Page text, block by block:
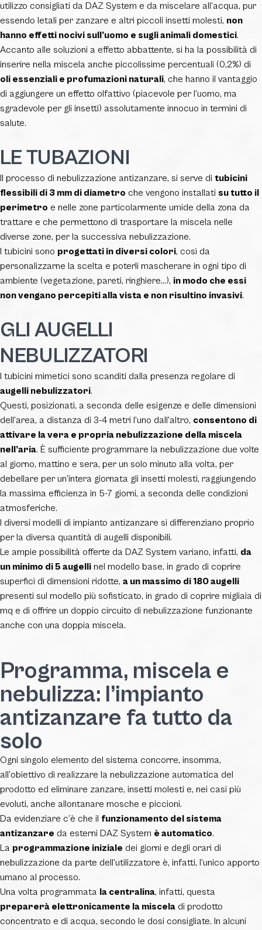
utilizzo consigliati da DAZ System e da miscelare all’acqua, pur
essendo letali per zanzare e altri piccoli insetti molesti, non
hanno effetti nocivi sull’uomo e sugli animali domestici.
Accanto alle soluzioni a effetto abbattente, si ha la possibilità di
inserire nella miscela anche piccolissime percentuali (0,2%) di
oli essenziali e profumazioni naturali, che hanno il vantaggio
di aggiungere un effetto olfattivo (piacevole per l’uomo, ma
sgradevole per gli insetti) assolutamente innocuo in termini di
salute.
LE TUBAZIONI
Il processo di nebulizzazione antizanzare, si serve di tubicini
flessibili di 3 mm di diametro che vengono installati su tutto il
perimetro e nelle zone particolarmente umide della zona da
trattare e che permettono di trasportare la miscela nelle
diverse zone, per la successiva nebulizzazione.
I tubicini sono progettati in diversi colori, così da
personalizzarne la scelta e poterli mascherare in ogni tipo di
ambiente (vegetazione, pareti, ringhiere…), in modo che essi
non vengano percepiti alla vista e non risultino invasivi.
GLI AUGELLI
NEBULIZZATORI
I tubicini mimetici sono scanditi dalla presenza regolare di
augelli nebulizzatori.
Questi, posizionati, a seconda delle esigenze e delle dimensioni
dell’area, a distanza di 3-4 metri l’uno dall’altro, consentono di
attivare la vera e propria nebulizzazione della miscela
nell’aria. È sufficiente programmare la nebulizzazione due volte
al giorno, mattino e sera, per un solo minuto alla volta, per
debellare per un’intera giornata gli insetti molesti, raggiungendo
la massima efficienza in 5-7 giorni, a seconda delle condizioni
atmosferiche.
I diversi modelli di impianto antizanzare si differenziano proprio
per la diversa quantità di augelli disponibili.
Le ampie possibilità offerte da DAZ System variano, infatti, da
un minimo di 5 augelli nel modello base, in grado di coprire
superfici di dimensioni ridotte, a un massimo di 180 augelli
presenti sul modello più sofisticato, in grado di coprire migliaia di
mq e di offrire un doppio circuito di nebulizzazione funzionante
anche con una doppia miscela.
Programma, miscela e
nebulizza: l’impianto
antizanzare fa tutto da
solo
Ogni singolo elemento del sistema concorre, insomma,
all’obiettivo di realizzare la nebulizzazione automatica del
prodotto ed eliminare zanzare, insetti molesti e, nei casi più
evoluti, anche allontanare mosche e piccioni.
Da evidenziare c’è che il funzionamento del sistema
antizanzare da esterni DAZ System è automatico.
La programmazione iniziale dei giorni e degli orari di
nebulizzazione da parte dell’utilizzatore è, infatti, l’unico apporto
umano al processo.
Una volta programmata la centralina, infatti, questa
preparerà elettronicamente la miscela di prodotto
concentrato e di acqua, secondo le dosi consigliate. In alcuni